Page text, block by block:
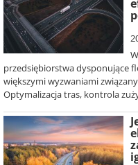
przedsiębiorstwa dysponujące
większymi wyzwaniami
Optymalizacja tras, kontrola